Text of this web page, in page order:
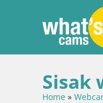
Sisak
Home »